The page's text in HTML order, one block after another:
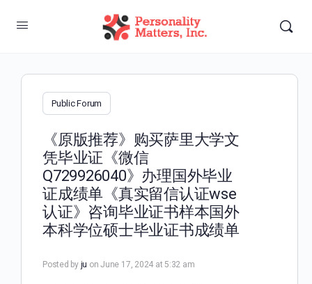
Public Forum
《原版推荐》购买萨里大学文
凭毕业证《微信
Q729926040》办理国外毕业
证成绩单《真实留信认证wse
认证》咨询毕业证书样本国外
本科学位硕士毕业证书成绩单
Posted by ju on June 17, 2024 at 5:32 am